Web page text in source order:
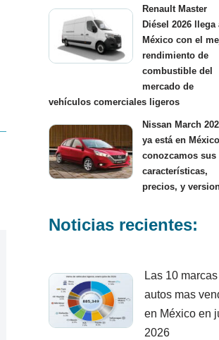
Renault Master
Diésel 2026 llega
México con el
rendimiento de
combustible del
mercado de
vehículos comerciales ligeros
Nissan March
ya está en
conozcamos sus
características,
precios, y
Noticias recientes:
Las 10
autos mas
en México en
2026